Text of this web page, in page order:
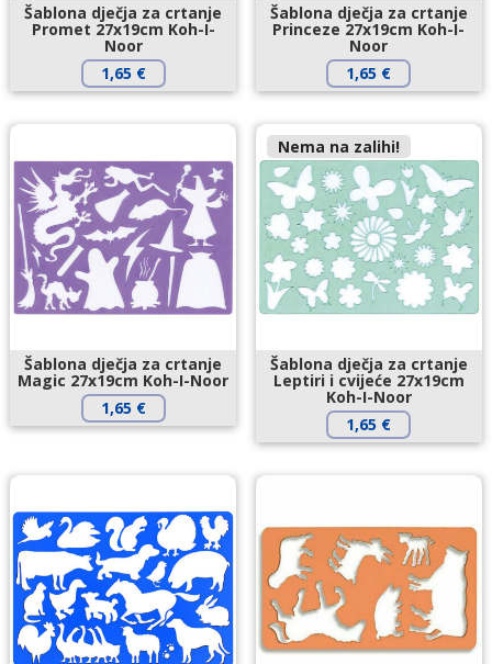
Šablona dječja za crtanje
Promet 27x19cm Koh-I-
Noor
1,65 €
Šablona dječja za crtanje
Princeze 27x19cm Koh-I-
Noor
1,65 €
Šablona dječja za crtanje
Magic 27x19cm Koh-I-Noor
1,65 €
Nema na zalihi!
Šablona dječja za crtanje
Leptiri i cvijeće 27x19cm
Koh-I-Noor
1,65 €